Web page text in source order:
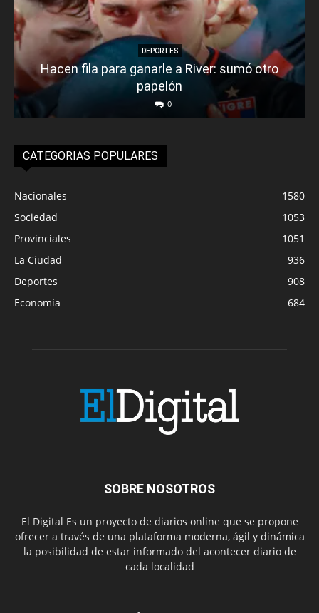
DEPORTES
Hacen fila para ganarle a River: sumó otro
papelón
0
CATEGORIAS POPULARES
Nacionales
1580
Sociedad
1053
Provinciales
1051
La Ciudad
936
Deportes
908
Economía
684
SOBRE NOSOTROS
El Digital Es un proyecto de diarios online que se propone
ofrecer a través de una plataforma moderna, ágil y dinámica
la posibilidad de estar informado del acontecer diario de
cada localidad